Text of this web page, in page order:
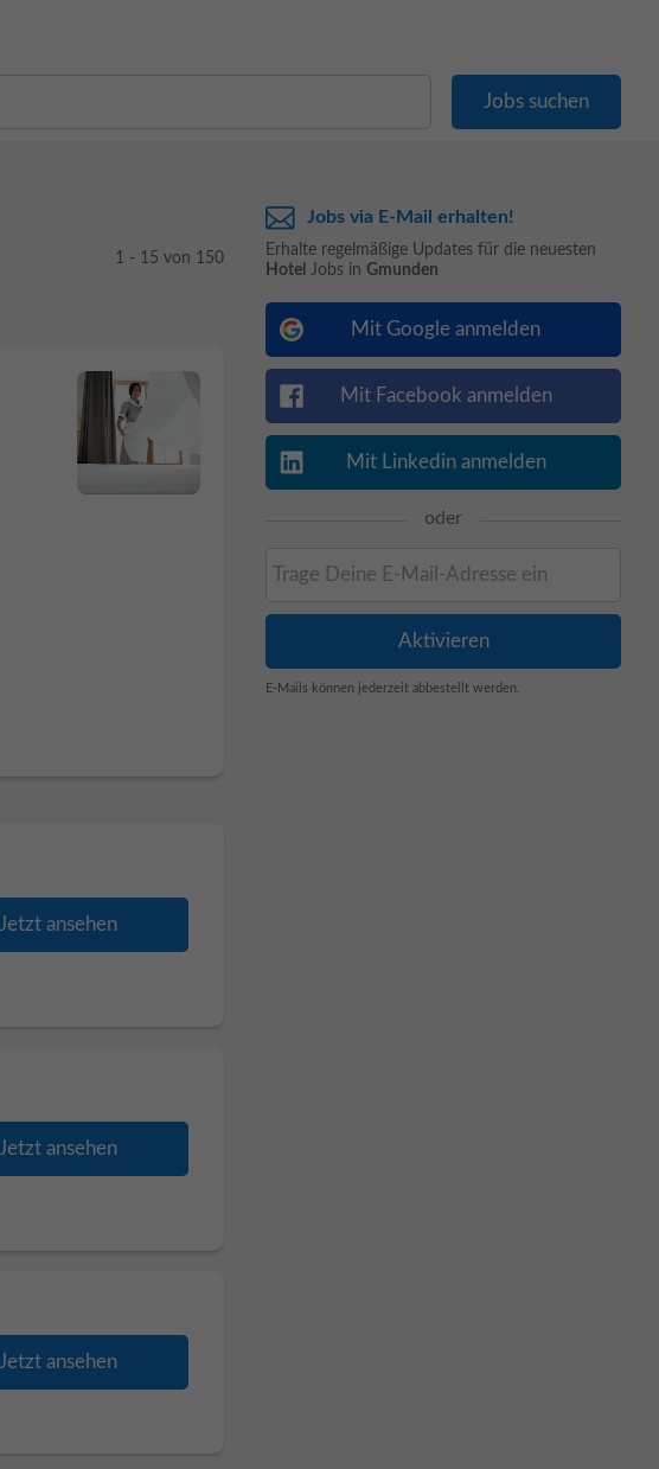
1 - 15 von 150
Jetzt ansehen
Jetzt ansehen
Jetzt ansehen
Jobs via E-Mail erhalten!
Erhalte regelmäßige Updates für die neuesten
Hotel Jobs in Gmunden
Mit Google anmelden
Mit Facebook anmelden
Mit Linkedin anmelden
oder
E-Mails können jederzeit abbestellt werden.